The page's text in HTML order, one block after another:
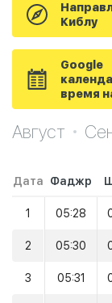
Киблу
Google
время
Август
Дата Фаджр
1 05:28
2 05:30
3 05:31